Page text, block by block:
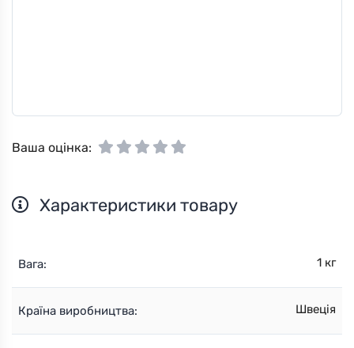
Ваша оцінка:
Характеристики товару
Вага: 1 кг
Країна виробництва: Швеція